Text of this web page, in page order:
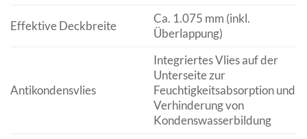
Effektive Deckbreite
Ca. 1.075 mm (inkl.
Überlappung)
Antikondensvlies
Integriertes Vlies auf der
Unterseite zur
Feuchtigkeitsabsorption und
Verhinderung von
Kondenswasserbildung